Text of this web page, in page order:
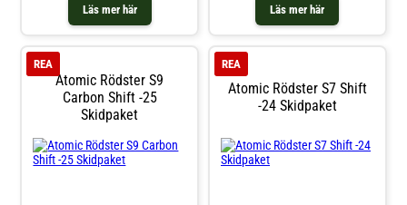
Läs mer här Läs mer här
Atomic Rödster S9
Carbon Shift -25
Skidpaket
REA
Atomic Rödster S7 Shift
-24 Skidpaket
REA